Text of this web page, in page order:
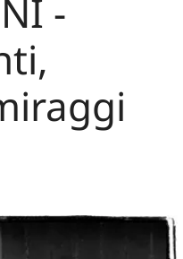
-